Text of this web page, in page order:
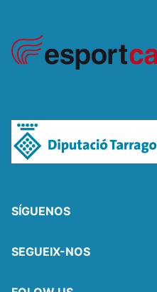
SÍGUENOS
SEGUEIX-NOS